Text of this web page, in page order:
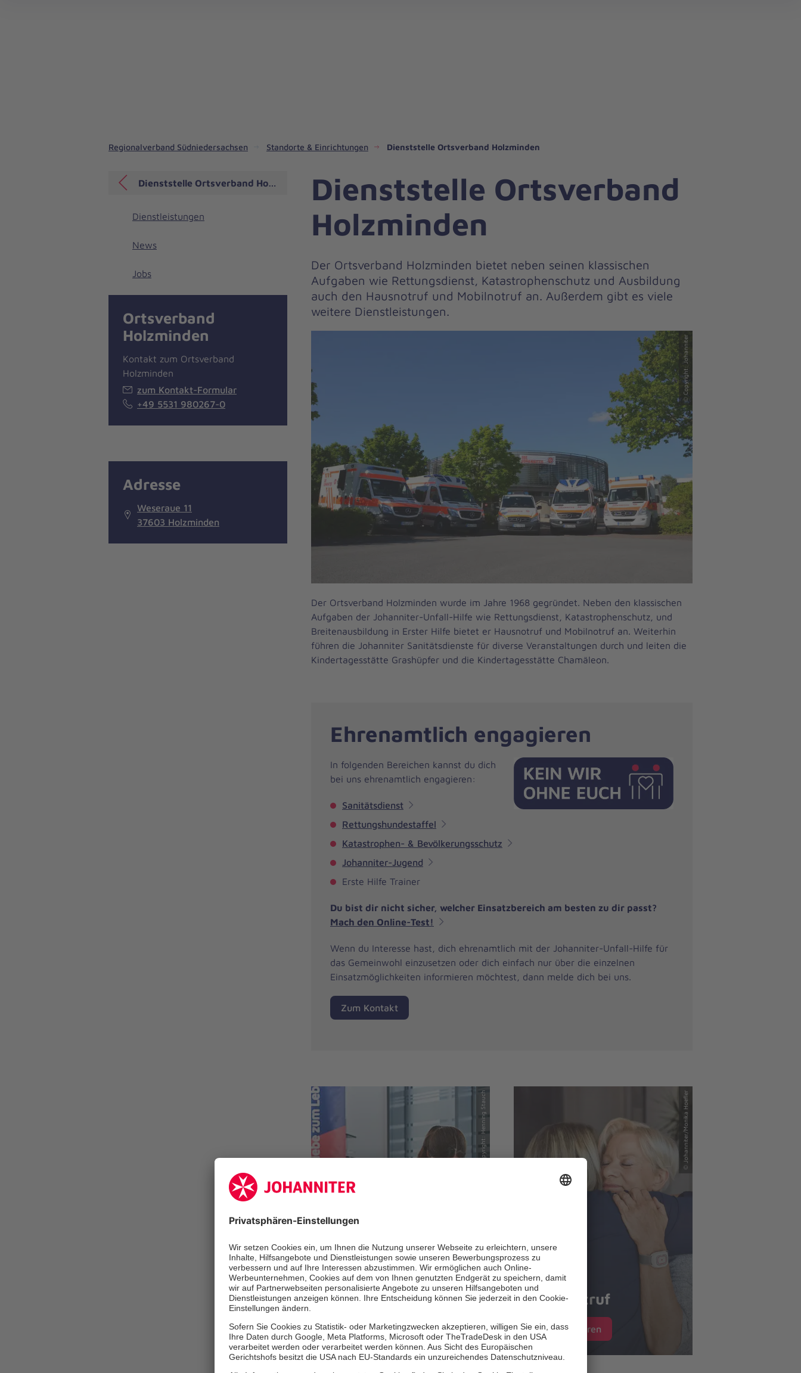
Regionalverband Südniedersachsen Standorte & Einrichtungen Dienststelle Ortsverband Holzminden
Dienststelle Ortsverband
Holzminden
Der Ortsverband Holzminden bietet neben seinen klassischen
Aufgaben wie Rettungsdienst, Katastrophenschutz und Ausbildung
auch den Hausnotruf und Mobilnotruf an. Außerdem gibt es viele
weitere Dienstleistungen.
© Copyright: Johanniter
Der Ortsverband Holzminden wurde im Jahre 1968 gegründet. Neben den klassischen
Aufgaben der Johanniter-Unfall-Hilfe wie Rettungsdienst, Katastrophenschutz, und
Breitenausbildung in Erster Hilfe bietet er Hausnotruf und Mobilnotruf an. Weiterhin
führen die Johanniter Sanitätsdienste für diverse Veranstaltungen durch und leiten die
Kindertagesstätte Grashüpfer und die Kindertagesstätte Chamäleon.
Ehrenamtlich engagieren
In folgenden Bereichen kannst du dich
bei uns ehrenamtlich engagieren:
Sanitätsdienst
Rettungshundestaffel
Katastrophen- & Bevölkerungsschutz
Johanniter-Jugend
Erste Hilfe Trainer
Du bist dir nicht sicher, welcher Einsatzbereich am besten zu dir passt?
Mach den Online-Test!
Wenn du Interesse hast, dich ehrenamtlich mit der Johanniter-Unfall-Hilfe für
das Gemeinwohl einzusetzen oder dich einfach nur über die einzelnen
Einsatzmöglichkeiten informieren möchtest, dann melde dich bei uns.
Zum Kontakt
© Copyright: Henning Stauch
Erste-Hilfe-Kurse
Erste-Hilfe-Kurse
© Johanniter/Monika Hoefler
Hausnotruf
Mehr erfahren
Dienststelle Ortsverband Holzminden
Dienstleistungen
News
Jobs
Ortsverband
Holzminden
Kontakt zum Ortsverband
Holzminden
zum Kontakt-Formular
+49 5531 980267-0
Adresse
Weseraue 11
37603 Holzminden